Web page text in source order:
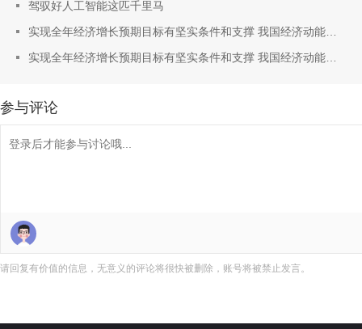
驾驭好人工智能这匹千里马
参与评论
请回复有价值的信息，无意义的评论将很快被删除，账号将被禁止发言。